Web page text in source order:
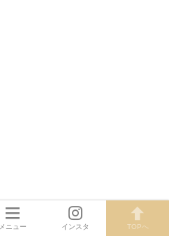
メニュー インスタ TOPへ